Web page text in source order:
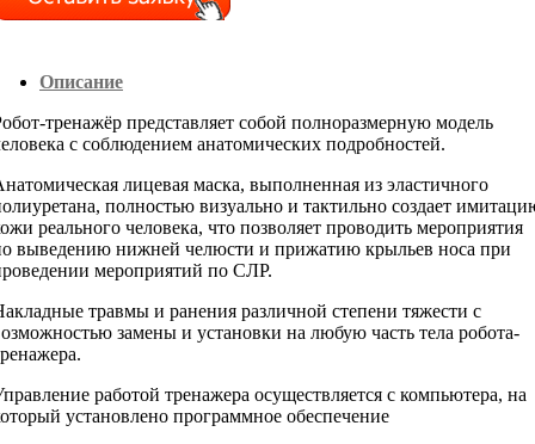
Описание
тренажёр представляет собой полноразмерную модель
с соблюдением анатомических подробностей.
лицевая маска, выполненная из эластичного
полностью визуально и тактильно создает
реального человека, что позволяет проводить мероприятия
выведению нижней челюсти и прижатию крыльев носа при
мероприятий по СЛР.
травмы и ранения различной степени тяжести с
замены и установки на любую часть тела робота-
работой тренажера осуществляется с компьютера, на
установлено программное обеспечение